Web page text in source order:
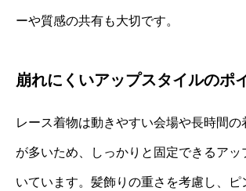
ーや質感の共有も大切です。
崩れにくいアップスタイルのポ
レース着物は動きやすい会場や長時間の
が多いため、しっかりと固定できるアッ
いています。髪飾りの重さを考慮し、ピ